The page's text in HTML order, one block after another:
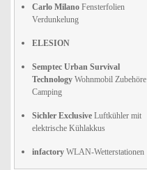
Carlo Milano Fensterfolien
Verdunkelung
ELESION
Semptec Urban Survival
Technology Wohnmobil Zubehöre
Camping
Sichler Exclusive Luftkühler mit
elektrische Kühlakkus
infactory WLAN-Wetterstationen